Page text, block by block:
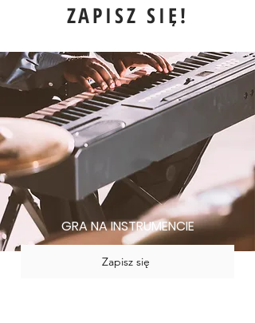
ZAPISZ SIĘ!
GRA NA INSTRUMENCIE
Zapisz się